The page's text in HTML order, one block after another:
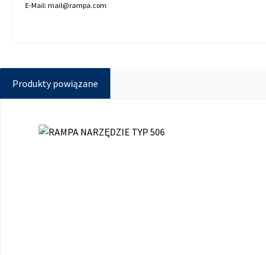
E-Mail: mail@rampa.com
Produkty powiązane